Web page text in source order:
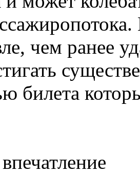
чем ранее
билета